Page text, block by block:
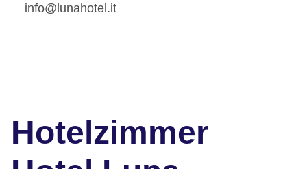
info@lunahotel.it
Hotelzimmer